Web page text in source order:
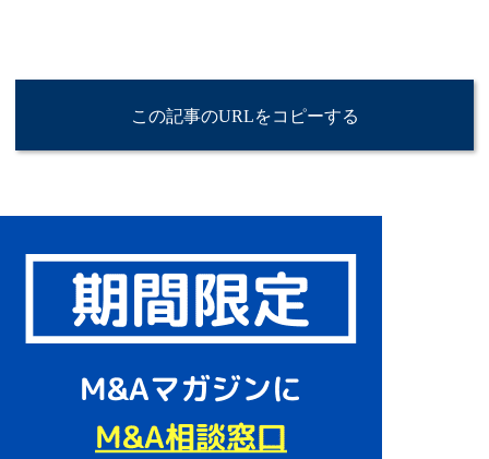
この記事のURLをコピーする